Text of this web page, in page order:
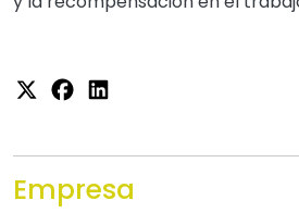
Empresa